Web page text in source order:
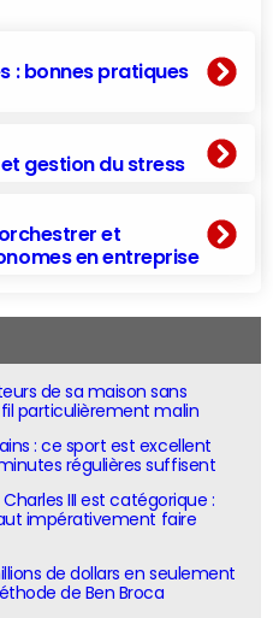
: bonnes pratiques
gestion du stress
et
en entreprise
de sa maison sans
particulièrement malin
: ce sport est excellent
régulières suffisent
Charles III est catégorique :
impérativement faire
de dollars en seulement
de Ben Broca